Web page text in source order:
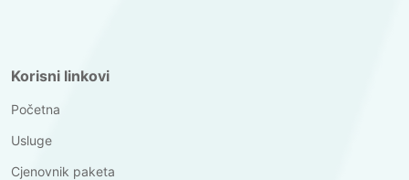
Korisni linkovi
Početna
Usluge
Cjenovnik paketa